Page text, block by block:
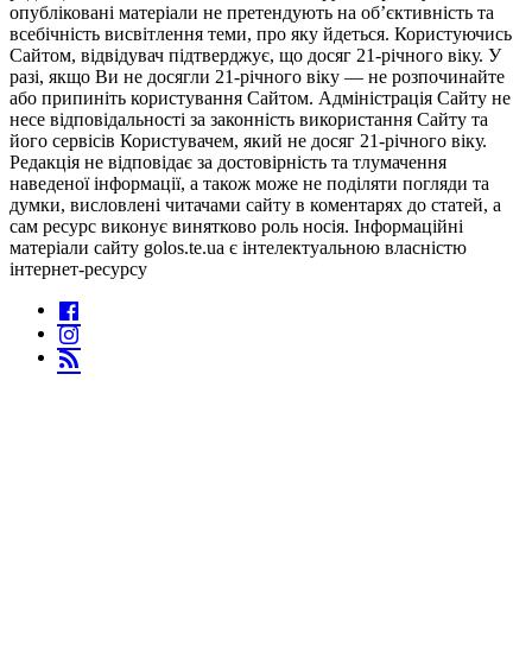
опубліковані матеріали не претендують на об’єктивність та
всебічність висвітлення теми, про яку йдеться. Користуючись
Сайтом, відвідувач підтверджує, що досяг 21-річного віку. У
разі, якщо Ви не досягли 21-річного віку — не розпочинайте
або припиніть користування Сайтом. Адміністрація Сайту не
несе відповідальності за законність використання Сайту та
його сервісів Користувачем, який не досяг 21-річного віку.
Редакція не відповідає за достовірність та тлумачення
наведеної інформації, а також може не поділяти погляди та
думки, висловлені читачами сайту в коментарях до статей, а
сам ресурс виконує винятково роль носія. Інформаційні
матеріали сайту golos.te.ua є інтелектуальною власністю
інтернет-ресурсу